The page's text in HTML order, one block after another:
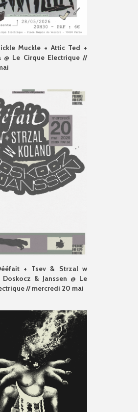
Muckle + Attic Ted +
@ Le Cirque Electrique //
+ Tsev & Strzal w
& Janssen @ Le
// mercredi 20 mai